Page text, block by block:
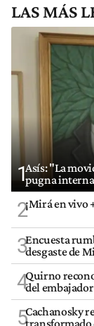
LAS MÁS
1Asís: "La
pugna
2¡Mirá en vivo
3Encuesta
desgaste de
4Quirno
del
5Cachanosky